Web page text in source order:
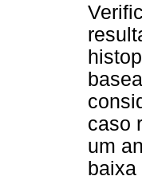
caso
um
baixa